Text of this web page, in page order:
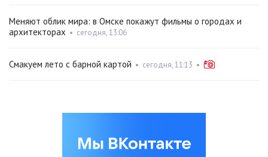
Меняют облик мира: в Омске покажут фильмы о городах и
архитекторах • сегодня, 13:06
Смакуем лето с барной картой • сегодня, 11:13 •